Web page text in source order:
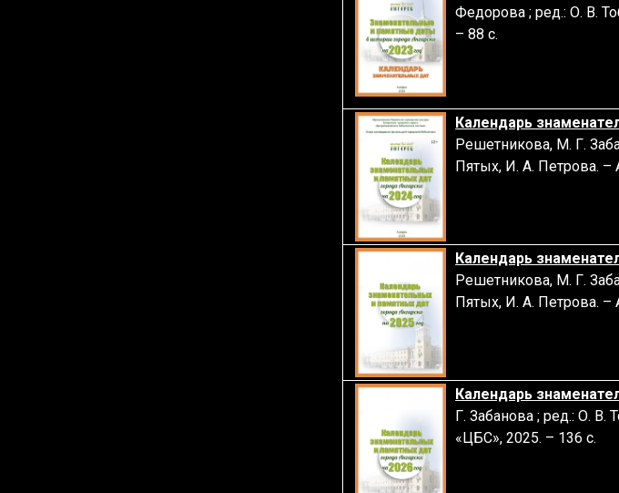
Федорова ; ред.: О. В.
– 88 с.
Календарь
Решетникова, М. Г.
Пятых, И. А. Петрова. –
Календарь
Решетникова, М. Г.
Пятых, И. А. Петрова. –
Календарь
Г. Забанова ; ред.: О.
«ЦБС», 2025. – 136 с.